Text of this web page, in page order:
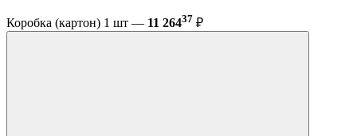
Коробка (картон) 1 шт — 11 26437 ₽